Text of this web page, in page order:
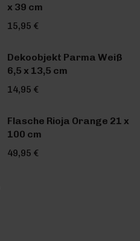
x 39 cm
15,95 €
Dekoobjekt Parma Weiß
6,5 x 13,5 cm
14,95 €
Flasche Rioja Orange 21 x
100 cm
49,95 €